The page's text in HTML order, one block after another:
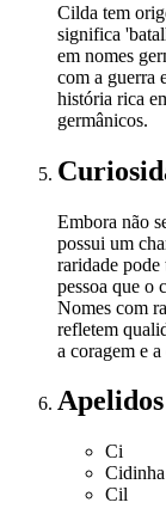
Cilda tem
significa
em nomes
com a guerra
história rica
germânicos.
Embora não
possui um
raridade
pessoa que o
Nomes com
refletem
a coragem e
Apelidos
Ci
Cidinha
Cil